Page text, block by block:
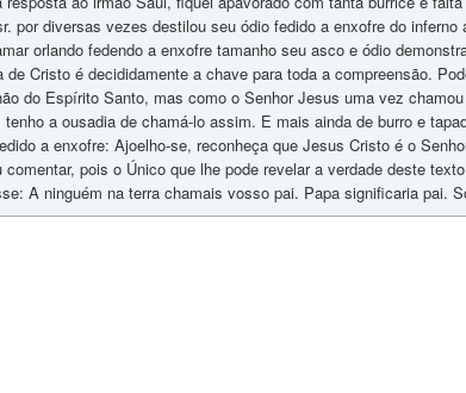
por diversas vezes destilou seu ódio fedido a enxofre do
orlando fedendo a enxofre tamanho seu asco e ódio
de Cristo é decididamente a chave para toda a compreensão.
do Espírito Santo, mas como o Senhor Jesus uma vez
a ousadia de chamá-lo assim. E mais ainda de burro e
a enxofre: Ajoelho-se, reconheça que Jesus Cristo é o
comentar, pois o Único que lhe pode revelar a verdade deste
A ninguém na terra chamais vosso pai. Papa significaria pai.